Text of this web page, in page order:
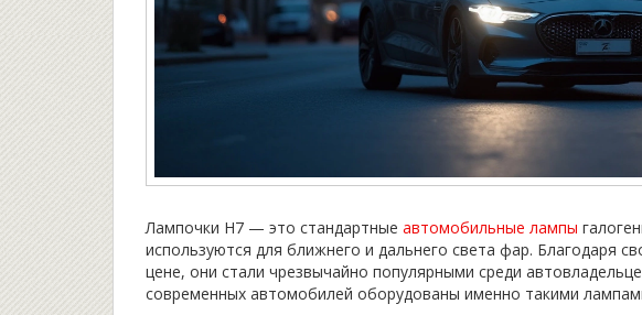
Лампочки H7 — это стандартные автомобильные лампы
используются для ближнего и дальнего света фар. Благодаря
цене, они стали чрезвычайно популярными среди
современных автомобилей оборудованы именно такими